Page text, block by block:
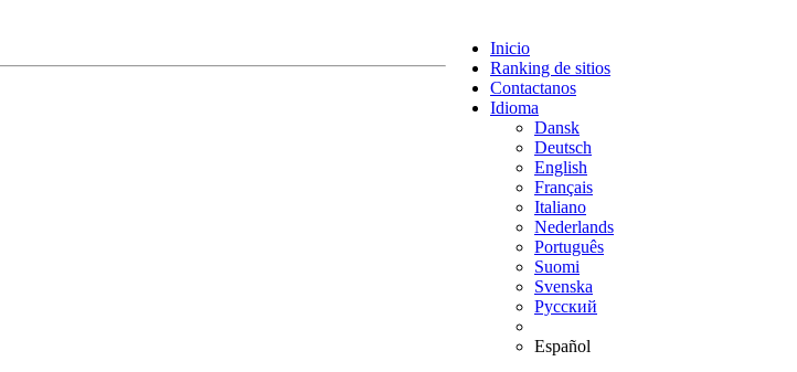
Inicio
Ranking de sitios
Contactanos
Idioma
Dansk
Deutsch
English
Français
Italiano
Nederlands
Português
Suomi
Svenska
Русский
Español